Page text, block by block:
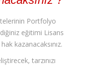
Portfolyo
eğitimi Lisans
kazanacaksınız.
tarzınızı